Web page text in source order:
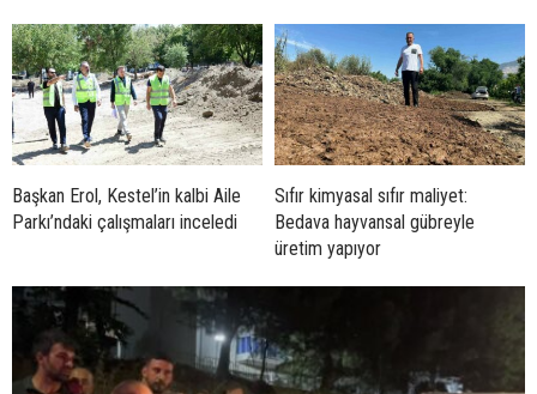
Başkan Erol, Kestel’in kalbi Aile
Parkı’ndaki çalışmaları inceledi
Sıfır kimyasal sıfır maliyet:
Bedava hayvansal gübreyle
üretim yapıyor